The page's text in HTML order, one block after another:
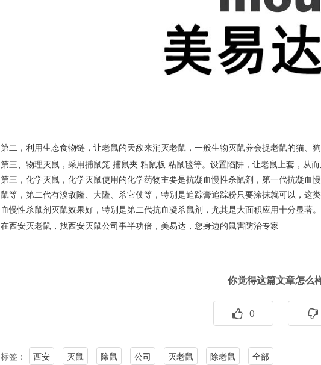
第二，利用生态食物链，让老鼠的天敌来消灭老鼠，一般生物灭鼠养会捉老鼠的猫、狗
第三、物理灭鼠，采用捕鼠笼 捕鼠夹 粘鼠板 粘鼠毯等。设置陷阱，让老鼠上套，从而
第三，化学灭鼠，化学灭鼠使用的化学药物主要是抗凝血慢性杀鼠剂，第一代抗凝血
鼠等，第二代有溴敌隆、大隆、杀它仗等，特别是追踪膏追踪粉只要涂抹就可以，这
血慢性杀鼠剂灭鼠效果好，特别是第二代抗血凝杀鼠剂，尤其是大面积应用十分显著。
在西安灭老鼠，找西安灭鼠公司事半功倍，美易达，您身边的鼠害防治专家
你觉得这篇文章怎么
0
标签： 西安 灭鼠 除鼠 公司 灭老鼠 除老鼠 全部